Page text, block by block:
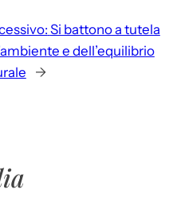
Si battono a tutela
e dell’equilibrio
→